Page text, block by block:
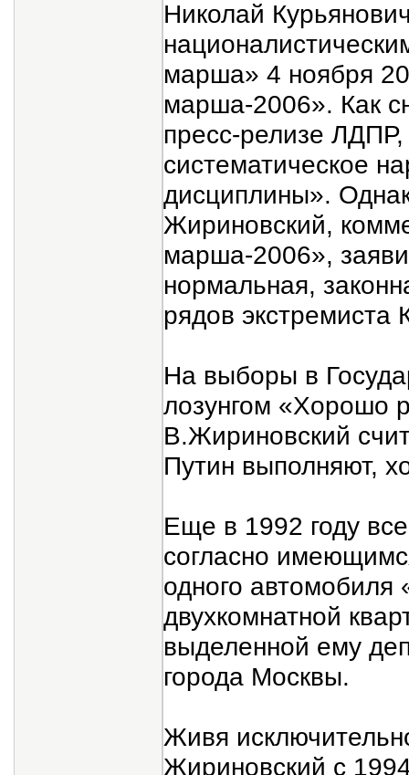
Николай
марша» 4 ноября
марша-2006». Как
пресс-релизе
систематическое
дисциплины».
Жириновский,
марша-2006»,
нормальная,
рядов экстремиста
На выборы в
лозунгом «Хорошо
В.Жириновский
Путин выполняют,
Еще в 1992 году
согласно
одного
двухкомнатной
выделенной ему
города Москвы.
Живя
Жириновский с